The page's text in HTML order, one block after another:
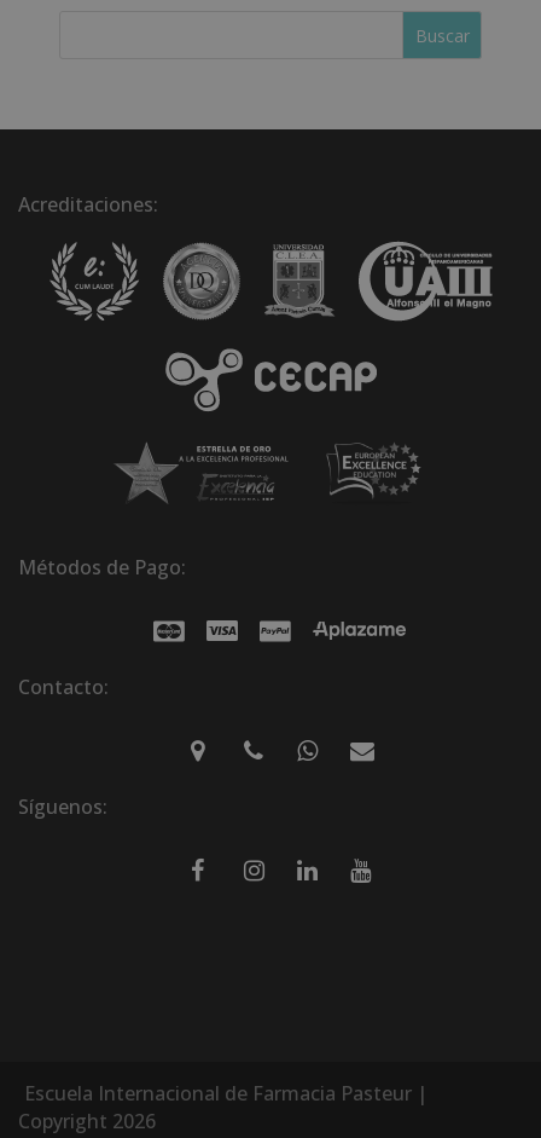
Acreditaciones:
Métodos de Pago:
Contacto:
Síguenos:
Escuela Internacional de Farmacia Pasteur |
Copyright 2026